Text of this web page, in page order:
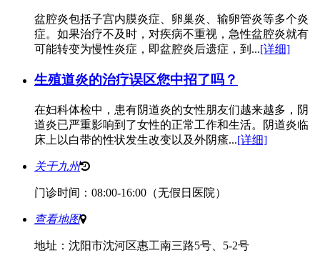
盆腔炎包括子宫内膜炎症、卵巢炎、输卵管炎等多个炎
症。如果治疗不及时，对疾病不重视，急性盆腔炎就有
可能转变为慢性炎症，即盆腔炎后遗症，到...[详细]
生殖道炎的治疗误区您中招了吗？
在妇科体检中，患有阴道炎的女性朋友们越来越多，阴
道炎已严重影响到了女性的正常工作和生活。阴道炎临
床上以白带的性状发生改变以及外阴瘙...[详细]
关于九州
门诊时间：08:00-16:00（无假日医院）
查看地图
地址：沈阳市沈河区惠工南三路5号、5-2号